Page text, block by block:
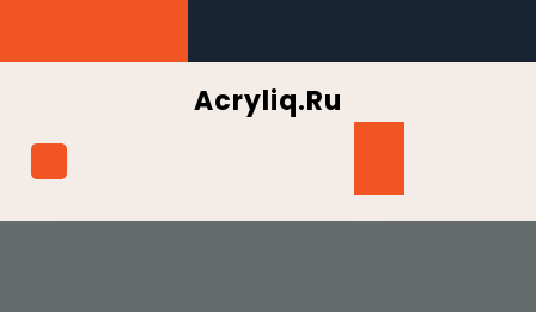
содержимому
Acryliq.ru